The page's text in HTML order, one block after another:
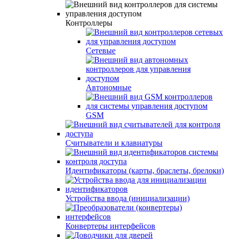
Контроллеры
Сетевые
Автономные
GSM
Считыватели и клавиатуры
Идентификаторы (карты, браслеты, брелоки)
Устройства ввода (инициализации)
Конвертеры интерфейсов